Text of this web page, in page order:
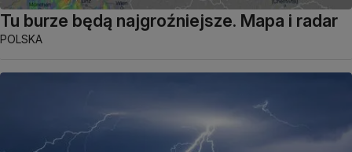
Tu burze będą najgroźniejsze. Mapa i radar
POLSKA